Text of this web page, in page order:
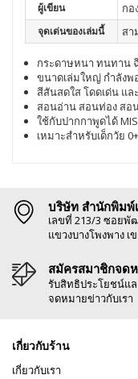
ผู้เขียน กอ
จุดเด่นของเล่มนี้ สา
กระดาษหนา ทนทาน
ขนาดเล่มใหญ่ กำลัง
สีสันสดใส โดดเด่น แล
สอนอ่าน สอนท่อง สอ
ใช้กับปากกาพูดได้
เหมาะสำหรับเด็กวัย
บริษัท สำนักพิมพ์
เลขที่ 213/3 ซอยพั
แขวงบางโพงพาง เ
สมัครสมาชิกจด
รับสิทธิประโยชน์แ
จดหมายข่าวกับเรา
เกี่ยวกับร้าน
เกี่ยวกับเรา